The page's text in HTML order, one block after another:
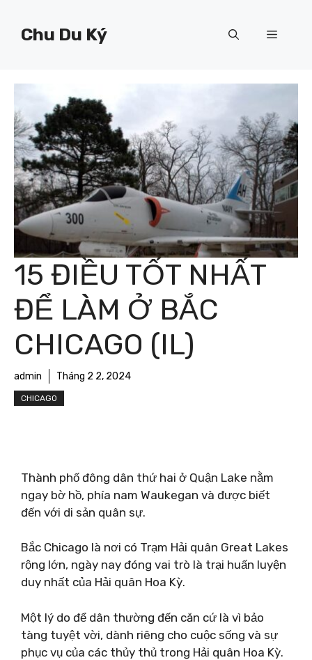
Chu Du Ký Menu
15 ĐIỀU TỐT NHẤT
ĐỂ LÀM Ở BẮC
CHICAGO (IL)
admin Tháng 2 2, 2024
CHICAGO
Thành phố đông dân thứ hai ở Quận Lake nằm
ngay bờ hồ, phía nam Waukegan và được biết
đến với di sản quân sự.
Bắc Chicago là nơi có Trạm Hải quân Great Lakes
rộng lớn, ngày nay đóng vai trò là trại huấn luyện
duy nhất của Hải quân Hoa Kỳ.
Một lý do để dân thường đến căn cứ là vì bảo
tàng tuyệt vời, dành riêng cho cuộc sống và sự
phục vụ của các thủy thủ trong Hải quân Hoa Kỳ.